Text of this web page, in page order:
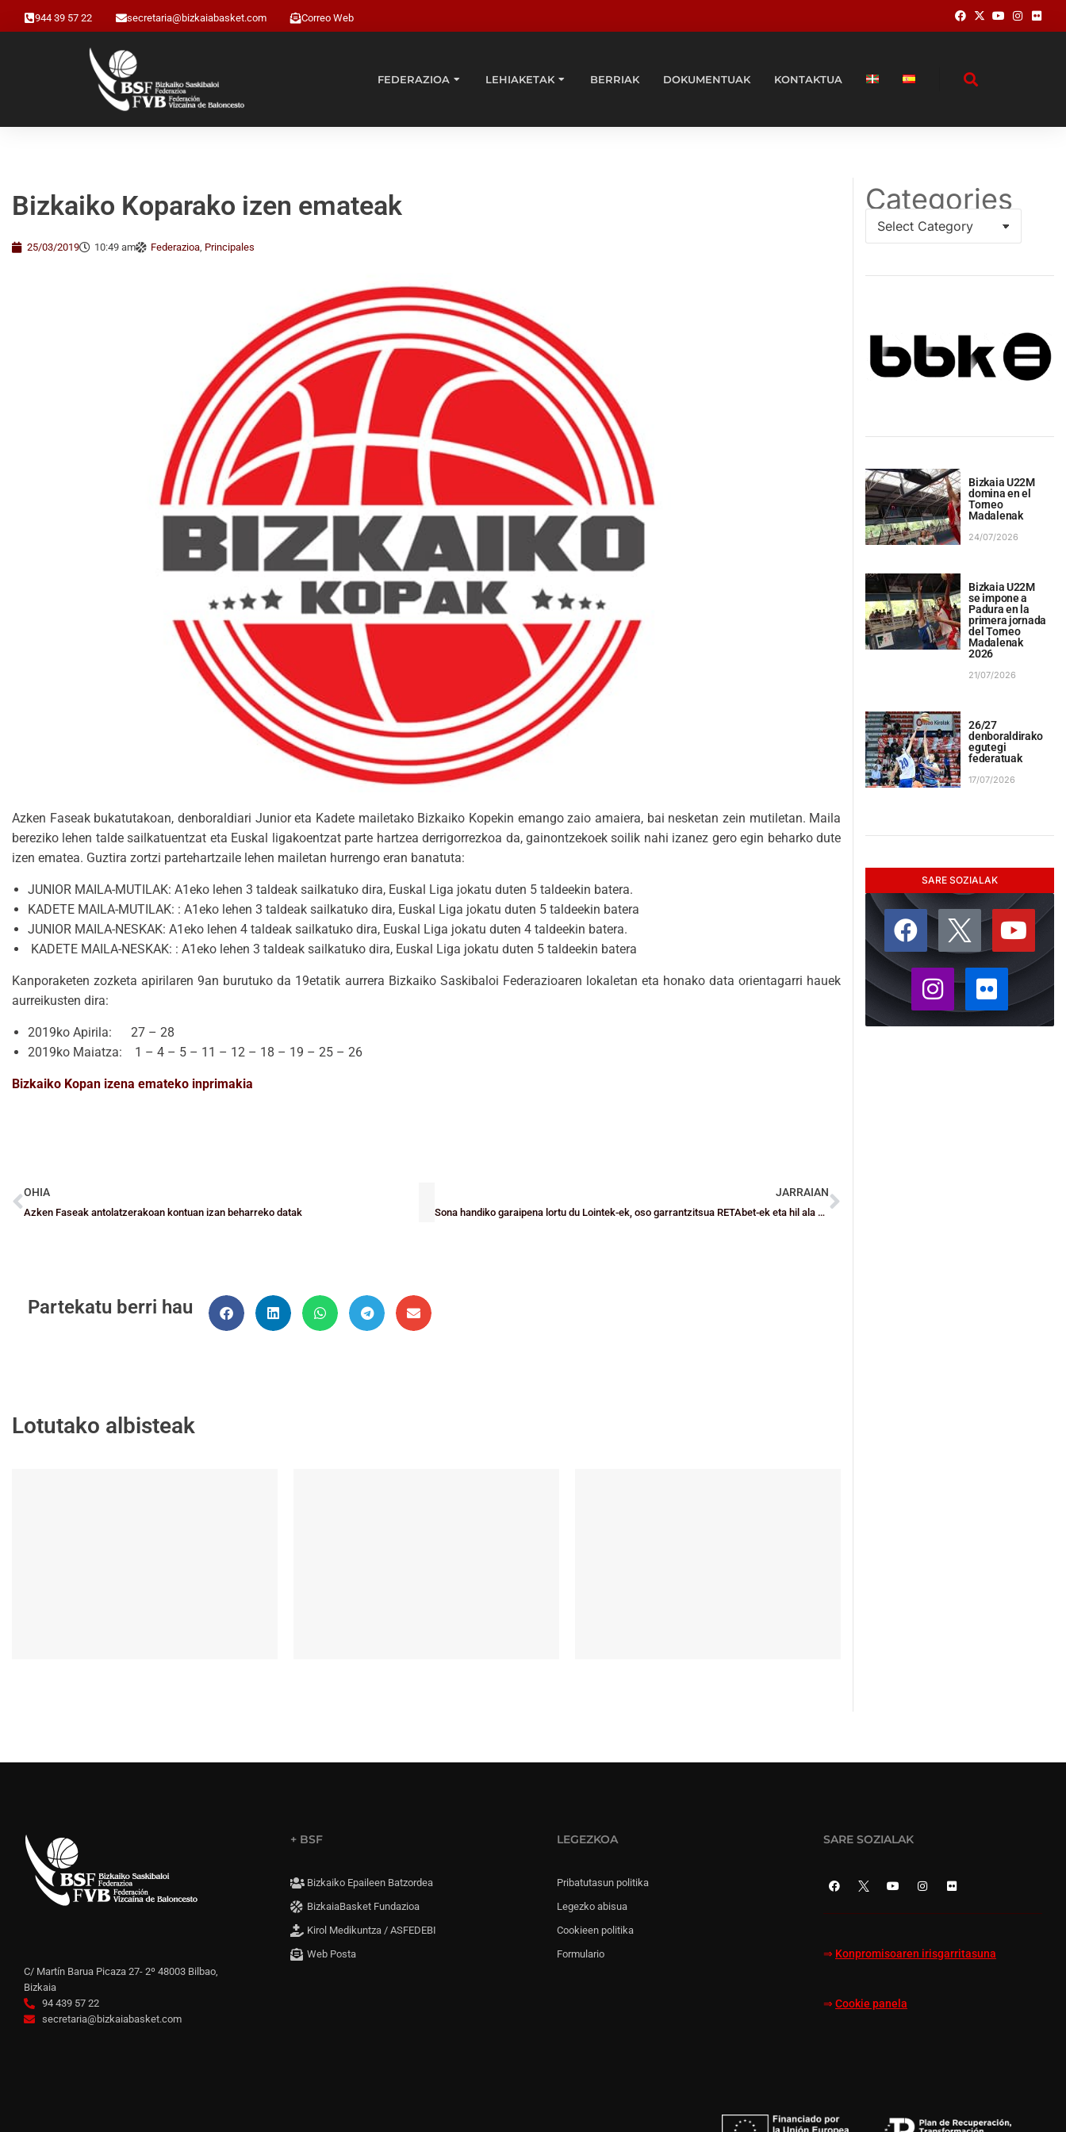
944 39 57 22 secretaria@bizkaiabasket.com Correo Web
FEDERAZIOA LEHIAKETAK BERRIAK DOKUMENTUAK KONTAKTUA
Bizkaiko Koparako izen emateak
25/03/2019 10:49 am Federazioa, Principales
Azken Faseak bukatutakoan, denboraldiari Junior eta Kadete mailetako Bizkaiko Kopekin emango zaio amaiera, bai nesketan zein mutiletan. Maila
bereziko lehen talde sailkatuentzat eta Euskal ligakoentzat parte hartzea derrigorrezkoa da, gainontzekoek soilik nahi izanez gero egin beharko dute
izen ematea. Guztira zortzi partehartzaile lehen mailetan hurrengo eran banatuta:
JUNIOR MAILA-MUTILAK: A1eko lehen 3 taldeak sailkatuko dira, Euskal Liga jokatu duten 5 taldeekin batera.
KADETE MAILA-MUTILAK: : A1eko lehen 3 taldeak sailkatuko dira, Euskal Liga jokatu duten 5 taldeekin batera
JUNIOR MAILA-NESKAK: A1eko lehen 4 taldeak sailkatuko dira, Euskal Liga jokatu duten 4 taldeekin batera.
KADETE MAILA-NESKAK: : A1eko lehen 3 taldeak sailkatuko dira, Euskal Liga jokatu duten 5 taldeekin batera
Kanporaketen zozketa apirilaren 9an burutuko da 19etatik aurrera Bizkaiko Saskibaloi Federazioaren lokaletan eta honako data orientagarri hauek
aurreikusten dira:
2019ko Apirila: 27 – 28
2019ko Maiatza: 1 – 4 – 5 – 11 – 12 – 18 – 19 – 25 – 26
Bizkaiko Kopan izena emateko inprimakia
OHIA
Azken Faseak antolatzerakoan kontuan izan beharreko datak
JARRAIAN
Sona handiko garaipena lortu du Lointek-ek, oso garrantzitsua RETAbet-ek eta hil ala bizikoa Zornotzak
Partekatu berri hau
Lotutako albisteak
Categories
Bizkaia U22M
domina en el
Torneo
Madalenak
24/07/2026
Bizkaia U22M
se impone a
Padura en la
primera jornada
del Torneo
Madalenak
2026
21/07/2026
26/27
denboraldirako
egutegi
federatuak
17/07/2026
SARE SOZIALAK
C/ Martín Barua Picaza 27- 2º 48003 Bilbao,
Bizkaia
94 439 57 22
secretaria@bizkaiabasket.com
+ BSF
Bizkaiko Epaileen Batzordea
BizkaiaBasket Fundazioa
Kirol Medikuntza / ASFEDEBI
Web Posta
LEGEZKOA
Pribatutasun politika
Legezko abisua
Cookieen politika
Formulario
SARE SOZIALAK
⇒ Konpromisoaren irisgarritasuna
⇒ Cookie panela